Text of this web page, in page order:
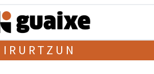
IRURTZUN